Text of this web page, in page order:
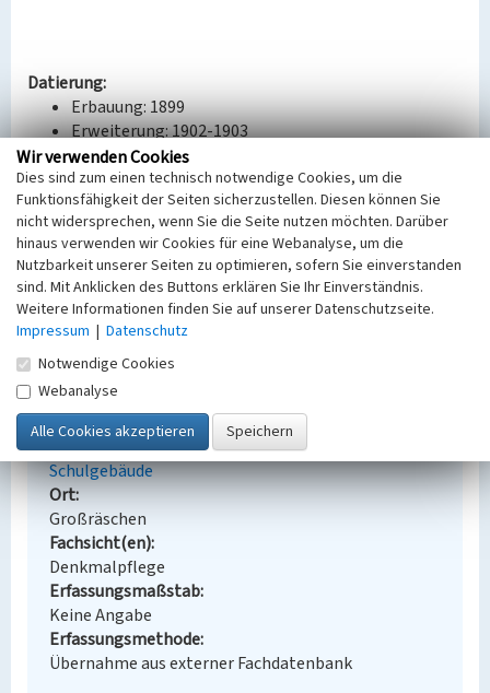
Datierung:
Erbauung: 1899
Erweiterung: 1902-1903
Umbau: 2003
Quellen/Literaturangaben:
https://www.grossraeschen.de/verzeichnis/objekt.php?
mandat=77366
BKM-Nummer: 32001716
(Erfassungsprojekt Lausitz, BLDAM 2023)
Alte Schule Freienhufen
Schlagwörter
Schulgebäude
Ort
Großräschen
Fachsicht(en)
Denkmalpflege
Erfassungsmaßstab
Keine Angabe
Erfassungsmethode
Übernahme aus externer Fachdatenbank
Wir verwenden Cookies
Dies sind zum einen technisch notwendige Cookies, um die
Funktionsfähigkeit der Seiten sicherzustellen. Diesen können Sie
nicht widersprechen, wenn Sie die Seite nutzen möchten. Darüber
hinaus verwenden wir Cookies für eine Webanalyse, um die
Nutzbarkeit unserer Seiten zu optimieren, sofern Sie einverstanden
sind. Mit Anklicken des Buttons erklären Sie Ihr Einverständnis.
Weitere Informationen finden Sie auf unserer Datenschutzseite.
Impressum | Datenschutz
Notwendige Cookies
Webanalyse